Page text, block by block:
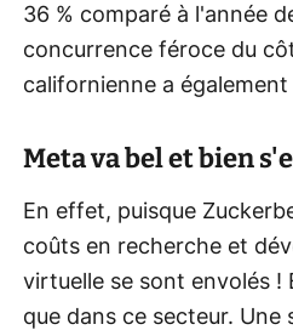
36 % comparé à l'année
concurrence féroce du
californienne a
Meta va bel et bien
En effet, puisque
coûts en recherche et
virtuelle se sont envolés !
que dans ce secteur.